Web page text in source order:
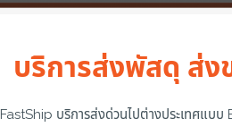
บริการส่งพัสดุ ส่ง
FastShip บริการส่งด่วนไปต่างประเทศแบบ